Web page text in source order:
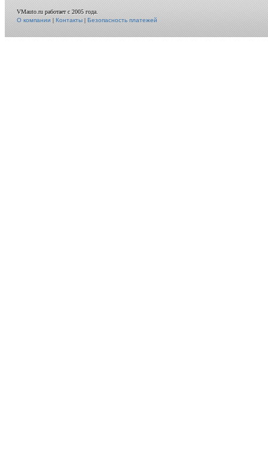
VMauto.ru работает с 2005 года.
О компании|Контакты|Безопасность платежей